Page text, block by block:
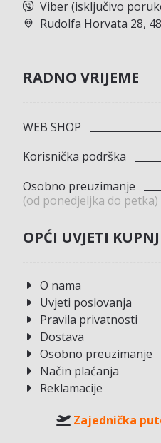
Viber (isključivo
Rudolfa Horvata 28,
RADNO VRIJEME
WEB SHOP
Korisnička podrška
Osobno preuzimanje
(od ponedjeljka do petka)
OPĆI UVJETI
O nama
Uvjeti poslovanja
Pravila privatnosti
Dostava
Osobno preuzimanje
Način plaćanja
Reklamacije
Zajednička